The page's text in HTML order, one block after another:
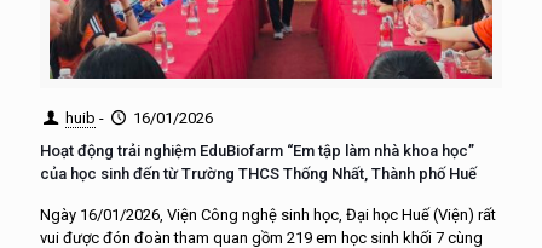
huib -
16/01/2026
Hoạt động trải nghiệm EduBiofarm “Em tập làm nhà khoa học”
của học sinh đến từ Trường THCS Thống Nhất, Thành phố Huế
Ngày 16/01/2026, Viện Công nghệ sinh học, Đại học Huế (Viện) rất
vui được đón đoàn tham quan gồm 219 em học sinh khối 7 cùng